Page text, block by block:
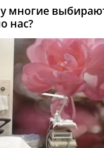
многие
нас?